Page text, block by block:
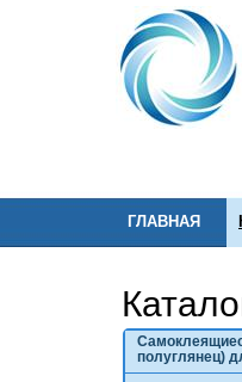
ГЛАВНАЯ
полуглянец)